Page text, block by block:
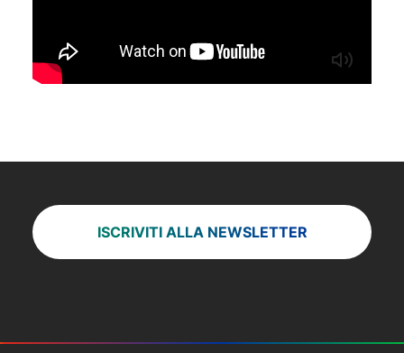
ISCRIVITI ALLA NEWSLETTER